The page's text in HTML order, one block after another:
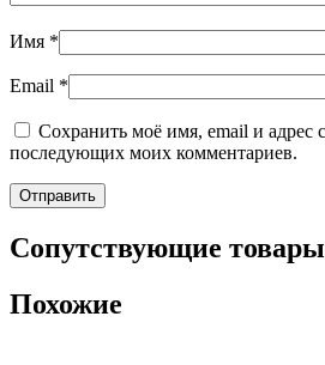
Имя *
Email *
Сохранить моё имя, email и адрес
последующих моих комментариев.
Сопутствующие товары
Похожие